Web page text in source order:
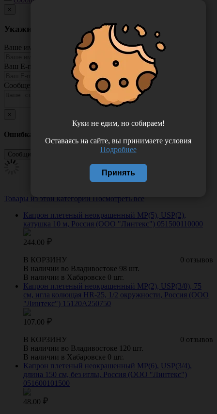
×
Укажите неточность в описании товара
Ваше имя
Ваш E-mail
Сообщение
×
Ошибка
Товары из этой категории Посмотреть все
Капрон плетеный неокрашенный МР(5), USP(2),
катушка 10 м, Россия (ООО "Линтекс") 051500110000
244.00
0 отзывов
В КОРЗИНУ
В наличии во Владивостоке 98 шт.
В наличии в Хабаровске 0 шт.
Капрон плетеный неокрашенный МР(2), USP(3/0), 75
см, игла колющая HR-25, 1/2 окружности, Россия (ООО
"Линтекс") 15120A250750
107.00
0 отзывов
В КОРЗИНУ
В наличии во Владивостоке 120 шт.
В наличии в Хабаровске 0 шт.
Капрон плетеный неокрашенный МР(6), USP(3/4),
длина 150 см, без иглы, Россия (ООО "Линтекс")
051600101500
48.00
Куки не едим, но собираем!
Оставаясь на сайте, вы принимаете условия
Подробнее
Принять